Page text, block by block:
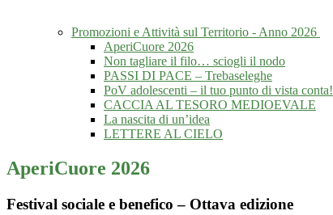
Promozioni e Attività sul Territorio - Anno 2026
AperiCuore 2026
Non tagliare il filo… sciogli il nodo
PASSI DI PACE – Trebaseleghe
PoV adolescenti – il tuo punto di vista conta!
CACCIA AL TESORO MEDIOEVALE
La nascita di un’idea
LETTERE AL CIELO
AperiCuore 2026
Festival sociale e benefico – Ottava edizione